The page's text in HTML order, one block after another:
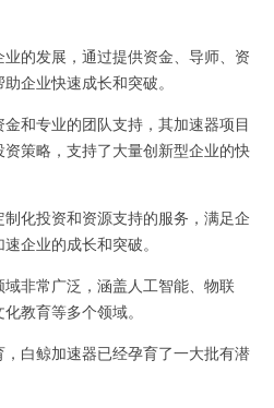
的发展，通过提供资金、导师、资
企业快速成长和突破。
和专业的团队支持，其加速器项目
策略，支持了大量创新型企业的快
化投资和资源支持的服务，满足企
企业的成长和突破。
非常广泛，涵盖人工智能、物联
教育等多个领域。
白鲸加速器已经孕育了一大批有潜